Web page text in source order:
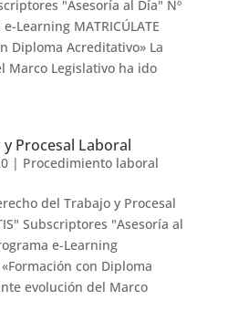
"Asesoría al Día" Nº
Learning MATRICÚLATE
Diploma Acreditativo» La
Marco Legislativo ha ido
Procesal Laboral
| Procedimiento laboral
del Trabajo y Procesal
Subscriptores "Asesoría al
e-Learning
con Diploma
evolución del Marco